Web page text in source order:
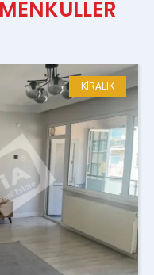
KİRALIK